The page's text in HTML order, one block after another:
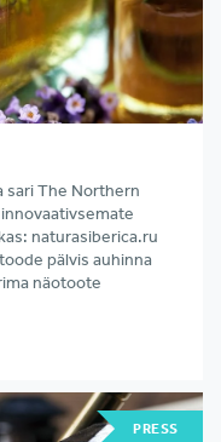
sari The Northern
naturasiberica.ru
pälvis auhinna
näotoote
PRESS